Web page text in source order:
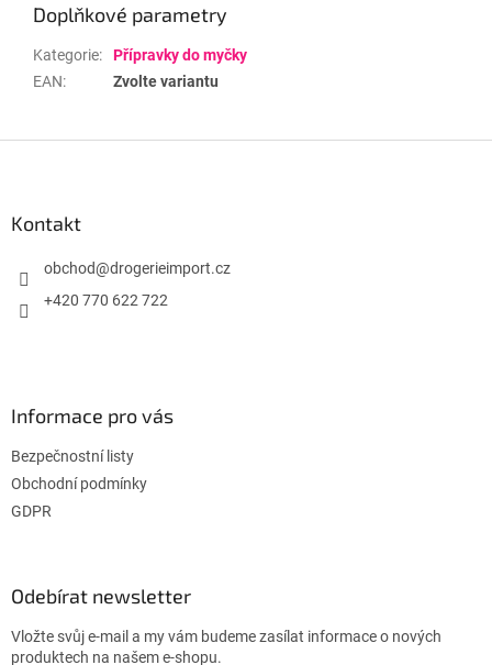
Doplňkové parametry
Kategorie:
Přípravky do myčky
EAN: Zvolte variantu
Kontakt
obchod@drogerieimport.cz
+420 770 622 722
Informace pro vás
Bezpečnostní listy
Obchodní podmínky
GDPR
Odebírat newsletter
Vložte svůj e-mail a my vám budeme zasílat informace o nových
produktech na našem e-shopu.